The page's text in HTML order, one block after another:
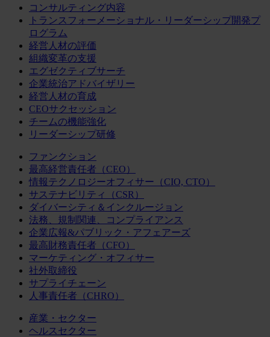
コンサルティング内容
トランスフォーメーショナル・リーダーシップ開発プ
ログラム
経営人材の評価
組織変革の支援
エグゼクティブサーチ
企業統治アドバイザリー
経営人材の育成
CEOサクセッション
チームの機能強化
リーダーシップ研修
ファンクション
最高経営責任者（CEO）
情報テクノロジーオフィサー（CIO, CTO）
サステナビリティ（CSR）
ダイバーシティ＆インクルージョン
法務、規制関連、コンプライアンス
企業広報&パブリック・アフェアーズ
最高財務責任者（CFO）
マーケティング・オフィサー
社外取締役
サプライチェーン
人事責任者（CHRO）
産業・セクター
ヘルスセクター